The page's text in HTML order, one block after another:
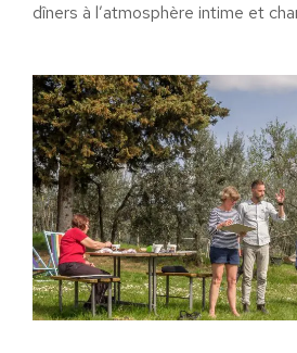
dîners à l’atmosphère intime et